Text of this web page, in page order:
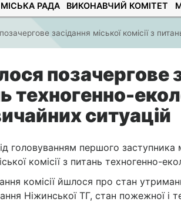
МІСЬКА РАДА ВИКОНАВЧИЙ КОМІТЕТ
засідання міської комісії з
позачергове
техногенно-
ситуацій
головуванням першого
комісії з питань техногенно-
комісії йшлося про стан
Ніжинської ТГ, стан пожежної і